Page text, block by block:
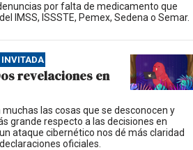
por falta de medicamento que
IMSS, ISSSTE, Pemex, Sedena o Semar.
revelaciones en
las cosas que se desconocen y
grande respecto a las decisiones en
ataque cibernético nos dé más claridad
oficiales.